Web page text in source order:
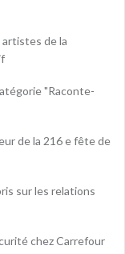
artistes de la
"Raconte-
de la 216 e fête de
sur les relations
chez Carrefour